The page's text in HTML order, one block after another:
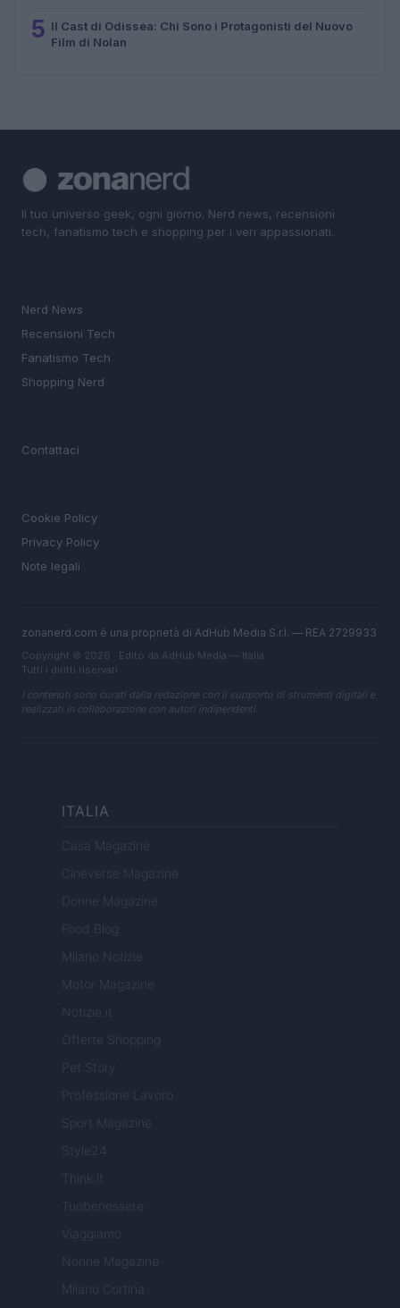
5 Il Cast di Odissea: Chi Sono i Protagonisti del Nuovo
Film di Nolan
Il tuo universo geek, ogni giorno. Nerd news, recensioni
tech, fanatismo tech e shopping per i veri appassionati.
Nerd News
Recensioni Tech
Fanatismo Tech
Shopping Nerd
Contattaci
Cookie Policy
Privacy Policy
Note legali
zonanerd.com è una proprietà di AdHub Media S.r.l. — REA 2729933
Copyright © 2026 · Edito da AdHub Media — Italia
Tutti i diritti riservati
I contenuti sono curati dalla redazione con il supporto di strumenti digitali e
realizzati in collaborazione con autori indipendenti.
ITALIA
Casa Magazine
Cineverse Magazine
Donne Magazine
Food Blog
Milano Notizie
Motor Magazine
Notizie.it
Offerte Shopping
Pet Story
Professione Lavoro
Sport Magazine
Style24
Think.it
Tuobenessere
Viaggiamo
Nonne Magazine
Milano Cortina